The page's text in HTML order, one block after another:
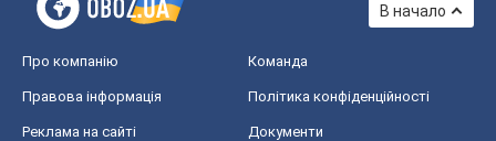
В начало
Про компанію Команда
Правова інформація Політика конфіденційності
Реклама на сайті Документи